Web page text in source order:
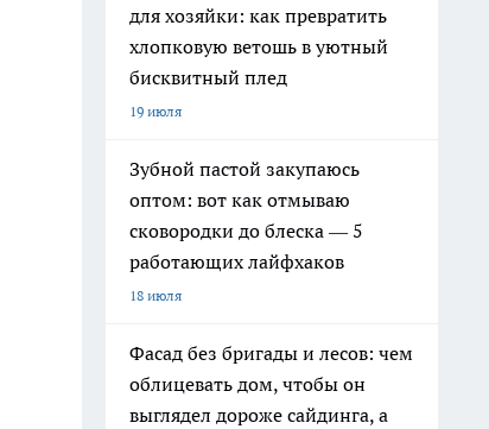
для хозяйки: как превратить
хлопковую ветошь в уютный
бисквитный плед
19 июля
Зубной пастой закупаюсь
оптом: вот как отмываю
сковородки до блеска — 5
работающих лайфхаков
18 июля
Фасад без бригады и лесов: чем
облицевать дом, чтобы он
выглядел дороже сайдинга, а